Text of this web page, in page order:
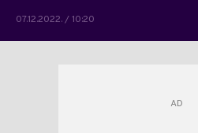
07.12.2022. / 10:20